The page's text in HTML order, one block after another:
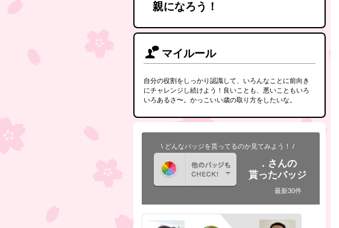
親になろう！
マイルール
自分の役割をしっかり認識して、いろんなことに前向き
にチャレンジし続けよう！良いことも、悪いこともいろ
いろあるさ〜。かっこいい歳の取り方をしたいな。
\ どんなバッジを貰ってるのか見てみよう！ /
．さんの
貰ったバッジ
最新30件